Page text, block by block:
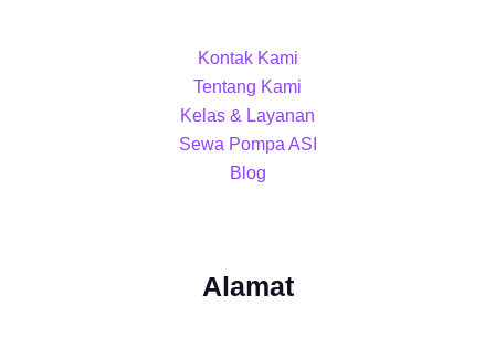
Kontak Kami
Tentang Kami
Kelas & Layanan
Sewa Pompa ASI
Blog
Alamat